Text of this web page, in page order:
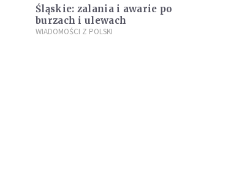
Śląskie: zalania i awarie po
burzach i ulewach
WIADOMOŚCI Z POLSKI